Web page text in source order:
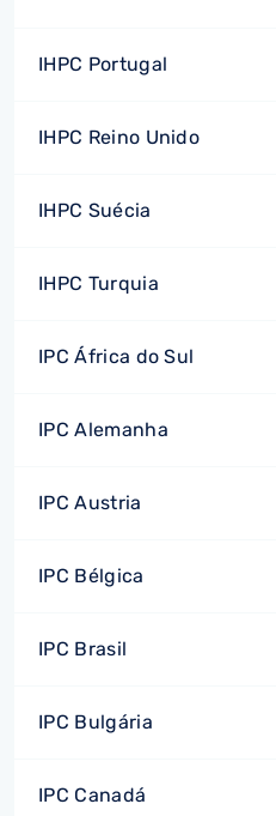
IHPC Portugal
IHPC Reino Unido
IHPC Suécia
IHPC Turquia
IPC África do Sul
IPC Alemanha
IPC Austria
IPC Bélgica
IPC Brasil
IPC Bulgária
IPC Canadá